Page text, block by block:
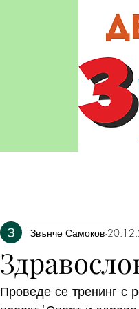
Звънче Самоков
Проведе се тренинг с